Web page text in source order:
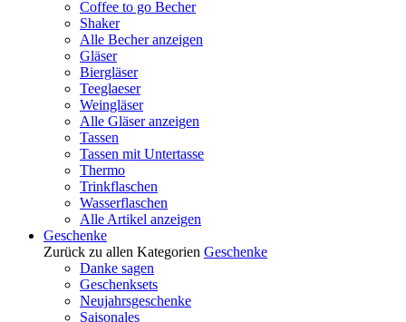
Coffee to go Becher
Shaker
Alle Becher anzeigen
Gläser
Biergläser
Teeglaeser
Weingläser
Alle Gläser anzeigen
Tassen
Tassen mit Untertasse
Thermo
Trinkflaschen
Wasserflaschen
Alle Artikel anzeigen
Geschenke
Zurück zu allen Kategorien Geschenke
Danke sagen
Geschenksets
Neujahrsgeschenke
Saisonales